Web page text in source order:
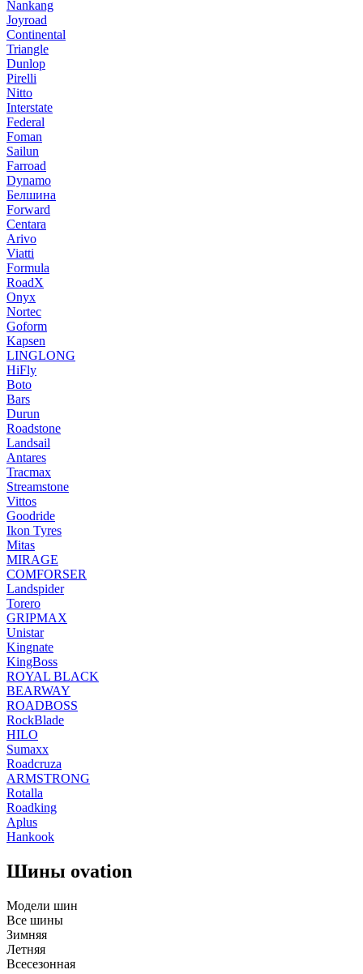
Nankang
Joyroad
Continental
Triangle
Dunlop
Pirelli
Nitto
Interstate
Federal
Foman
Sailun
Farroad
Dynamo
Белшина
Forward
Centara
Arivo
Viatti
Formula
RoadX
Onyx
Nortec
Goform
Kapsen
LINGLONG
HiFly
Boto
Bars
Durun
Roadstone
Landsail
Antares
Tracmax
Streamstone
Vittos
Goodride
Ikon Tyres
Mitas
MIRAGE
COMFORSER
Landspider
Torero
GRIPMAX
Unistar
Kingnate
KingBoss
ROYAL BLACK
BEARWAY
ROADBOSS
RockBlade
HILO
Sumaxx
Roadcruza
ARMSTRONG
Rotalla
Roadking
Aplus
Hankook
Шины ovation
Модели шин
Все шины
Зимняя
Летняя
Всесезонная